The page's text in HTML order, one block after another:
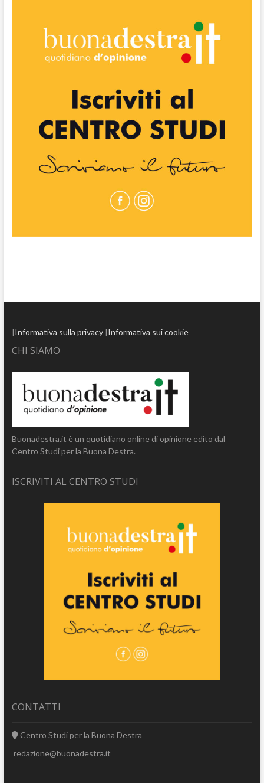
|Informativa sulla privacy|Informativa sui cookie
CHI SIAMO
Buonadestra.it è un quotidiano online di opinione edito dal
Centro Studi per la Buona Destra.
ISCRIVITI AL CENTRO STUDI
CONTATTI
Centro Studi per la Buona Destra
redazione@buonadestra.it